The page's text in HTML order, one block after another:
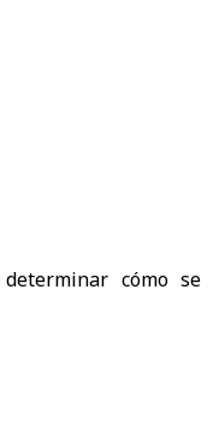
cómo se